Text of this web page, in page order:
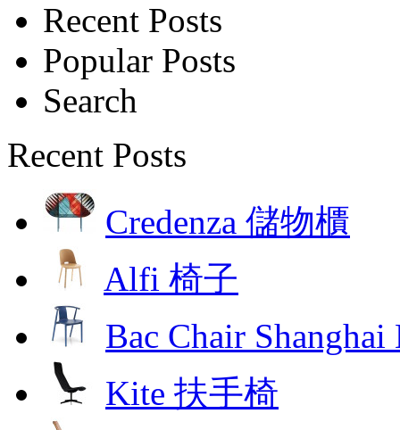
Recent Posts
Popular Posts
Search
Recent Posts
Credenza 儲物櫃
Alfi 椅子
Bac Chair
Kite 扶手椅